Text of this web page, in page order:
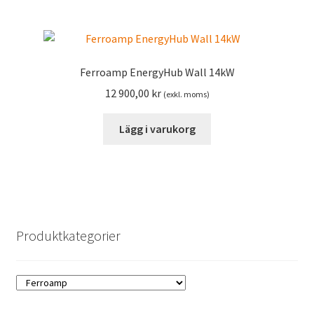
Ferroamp EnergyHub Wall 14kW
12 900,00 kr (exkl. moms)
Lägg i varukorg
Produktkategorier